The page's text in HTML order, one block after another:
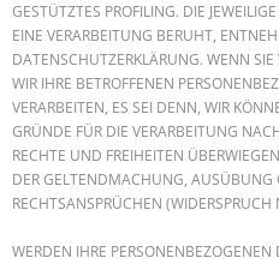
GESTÜTZTES PROFILING. DIE
EINE VERARBEITUNG BERUHT,
DATENSCHUTZERKLÄRUNG. WENN
WIR IHRE BETROFFENEN
VERARBEITEN, ES SEI DENN, WIR
GRÜNDE FÜR DIE VERARBEITUNG
RECHTE UND FREIHEITEN
DER GELTENDMACHUNG, AUSÜBUNG
RECHTSANSPRÜCHEN
WERDEN IHRE